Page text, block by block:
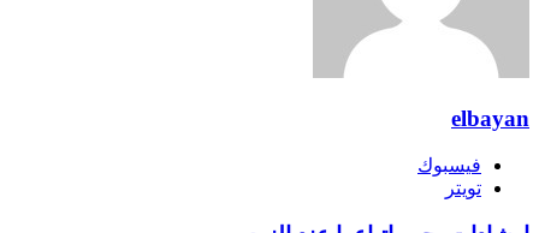
elbayan
فيسبوك
تويتر